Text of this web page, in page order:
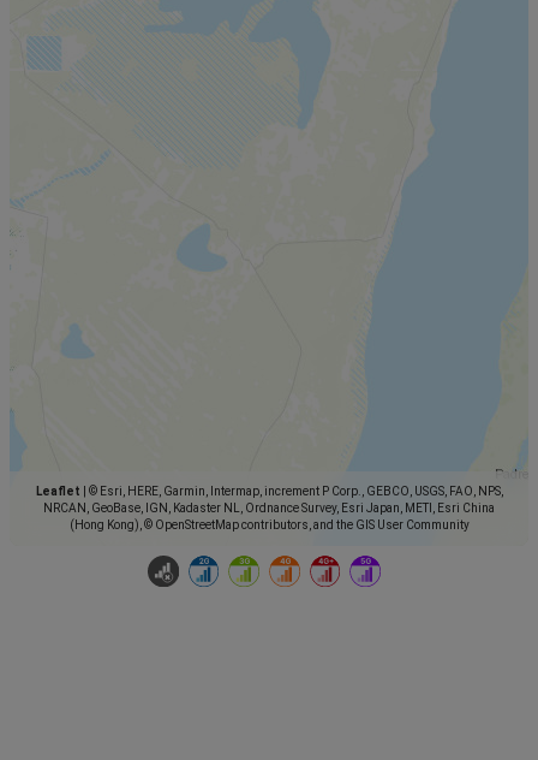
Leaflet
© Esri, HERE, Garmin, Intermap, increment P Corp., GEBCO, USGS, FAO, NPS,
NRCAN, GeoBase, IGN, Kadaster NL, Ordnance Survey, Esri Japan, METI, Esri China
(Hong Kong), © OpenStreetMap contributors, and the GIS User Community